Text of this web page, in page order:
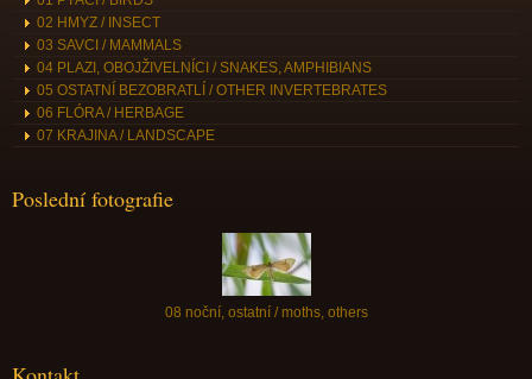
02 HMYZ / INSECT
03 SAVCI / MAMMALS
04 PLAZI, OBOJŽIVELNÍCI / SNAKES, AMPHIBIANS
05 OSTATNÍ BEZOBRATLÍ / OTHER INVERTEBRATES
06 FLÓRA / HERBAGE
07 KRAJINA / LANDSCAPE
Poslední fotografie
08 noční, ostatní / moths, others